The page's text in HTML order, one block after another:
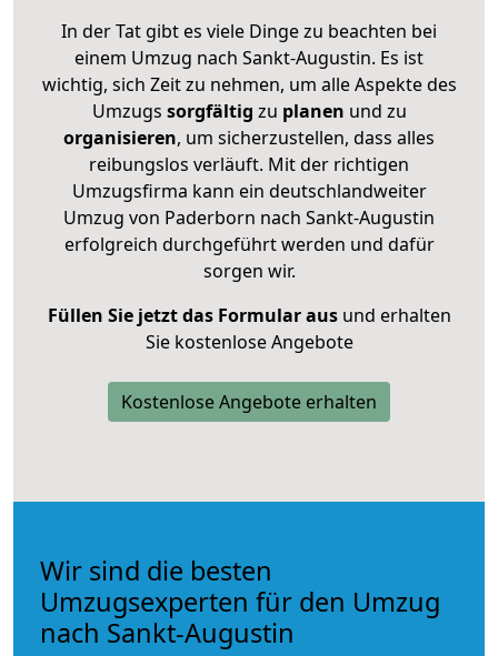
In der Tat gibt es viele Dinge zu beachten bei
einem Umzug nach Sankt-Augustin. Es ist
wichtig, sich Zeit zu nehmen, um alle Aspekte des
Umzugs sorgfältig zu planen und zu
organisieren, um sicherzustellen, dass alles
reibungslos verläuft. Mit der richtigen
Umzugsfirma kann ein deutschlandweiter
Umzug von Paderborn nach Sankt-Augustin
erfolgreich durchgeführt werden und dafür
sorgen wir.
Füllen Sie jetzt das Formular ausund erhalten
Sie kostenlose Angebote
Kostenlose Angebote erhalten
Wir sind die besten
Umzugsexperten für den Umzug
nach Sankt-Augustin